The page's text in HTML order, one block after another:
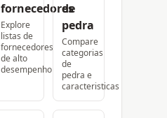
fornecedores
Explore
listas de
fornecedores
de alto
desempenho
de
pedra
Compare
categorias
de
pedra e
caracteristicas